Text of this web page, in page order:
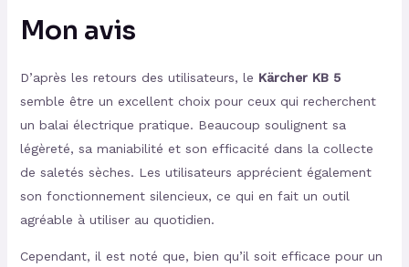
Mon avis
D’après les retours des utilisateurs, le Kärcher KB 5
semble être un excellent choix pour ceux qui recherchent
un balai électrique pratique. Beaucoup soulignent sa
légèreté, sa maniabilité et son efficacité dans la collecte
de saletés sèches. Les utilisateurs apprécient également
son fonctionnement silencieux, ce qui en fait un outil
agréable à utiliser au quotidien.
Cependant, il est noté que, bien qu’il soit efficace pour un